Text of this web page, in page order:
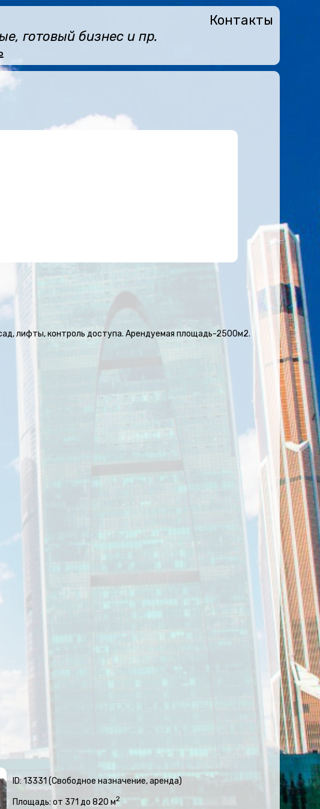
Контакты
готовый бизнес и пр.
лифты, контроль доступа. Арендуемая площадь-2500м2.
ID: 13331 (Свободное назначение, аренда)
Площадь: от 371 до 820 м2